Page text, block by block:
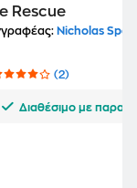
Rescue
Nicholas
(2)
Διαθέσιμο με